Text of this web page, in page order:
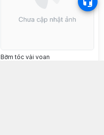
Bờm tóc vải voan